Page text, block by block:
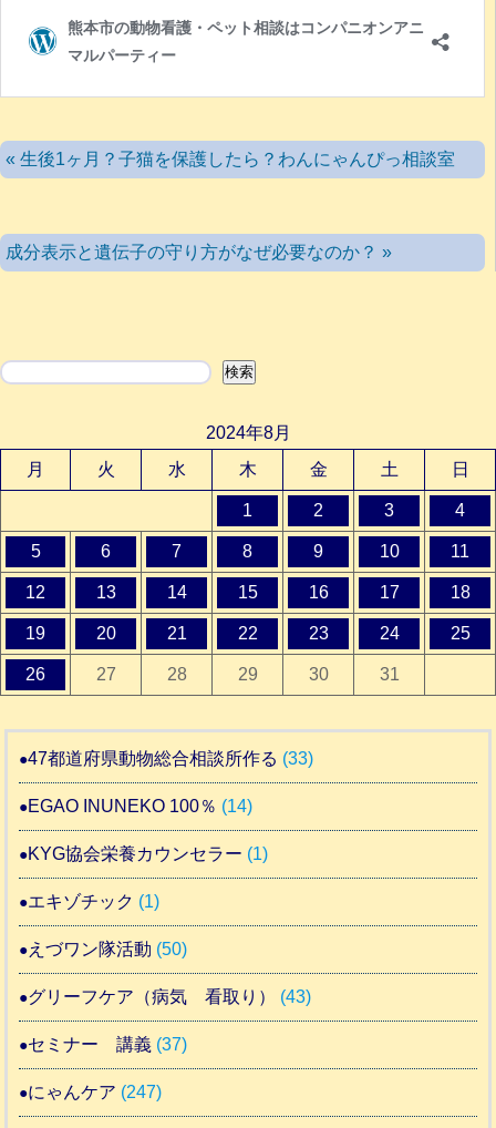
« 生後1ヶ月？子猫を保護したら？わんにゃんぴっ相談室
成分表示と遺伝子の守り方がなぜ必要なのか？ »
検索 検索
2024年8月
月
火 水 木 金 土 日
1 2 3 4
5 6 7 8 9 10 11
12 13 14 15 16 17 18
19 20 21 22 23 24 25
26 27 28 29 30 31
47都道府県動物総合相談所作る (33)
EGAO INUNEKO 100％ (14)
KYG協会栄養カウンセラー (1)
エキゾチック (1)
えづワン隊活動 (50)
グリーフケア（病気 看取り） (43)
セミナー 講義 (37)
にゃんケア (247)